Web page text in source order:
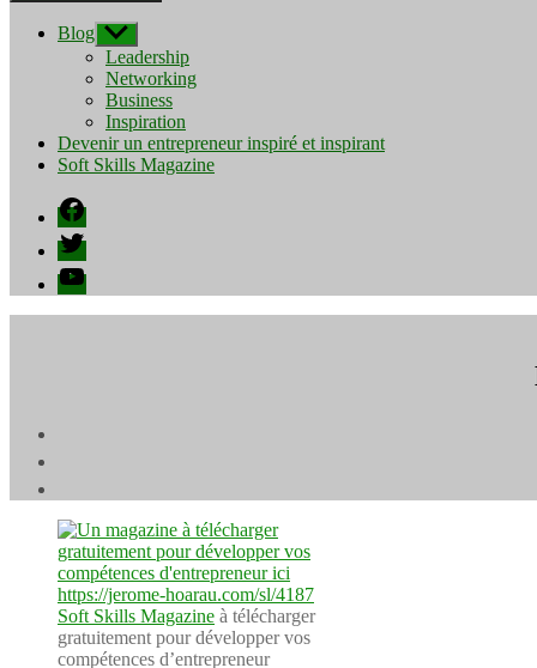
Blog Afficher
le
sous-
menu
Leadership
Networking
Business
Inspiration
Devenir un entrepreneur inspiré et inspirant
Soft Skills Magazine
Facebook
Twitter
YouTube
Soft Skills Magazine à télécharger
gratuitement pour développer vos
compétences d’entrepreneur